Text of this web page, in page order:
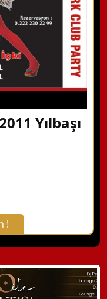
Yılbaşı
!